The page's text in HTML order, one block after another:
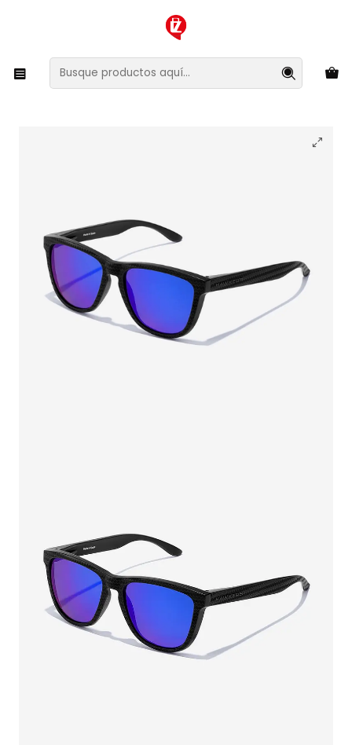
XMAS SALE ¡Compra antes de que la oferta termine!
Lentes y Accesorios Lentes de Sol
Lentes de Sol Polarizado Hawkers One Raw Carbono
HONR21NLTP